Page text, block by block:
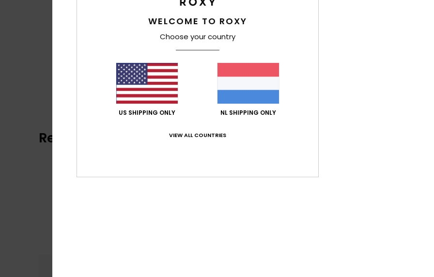
Reviews van klanten
Gemiddelde score
WELCOME TO ROXY
Choose your country
US SHIPPING ONLY NL SHIPPING ONLY
VIEW ALL COUNTRIES